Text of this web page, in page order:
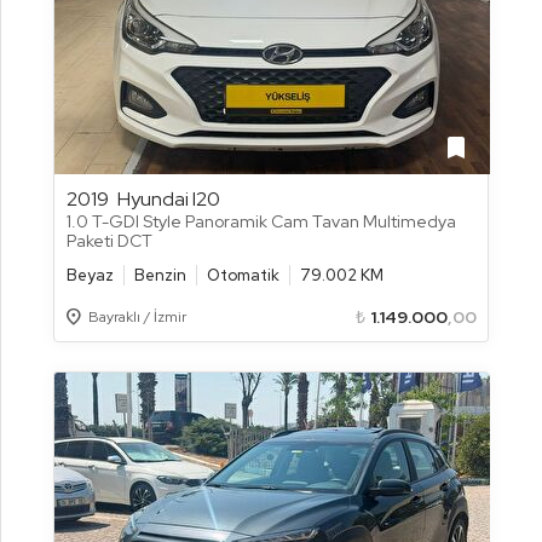
bookmark
2019 Hyundai I20
1.0 T-GDI Style Panoramik Cam Tavan Multimedya
Paketi DCT
Beyaz Benzin Otomatik 79.002 KM
Location_on Bayraklı / İzmir ₺ 1.149.000,00